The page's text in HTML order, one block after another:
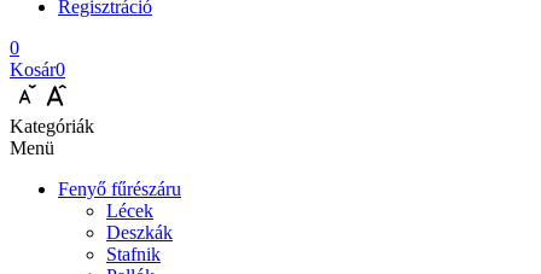
Regisztráció
0
Kosár0
Kategóriák
Menü
Fenyő fűrészáru
Lécek
Deszkák
Stafnik